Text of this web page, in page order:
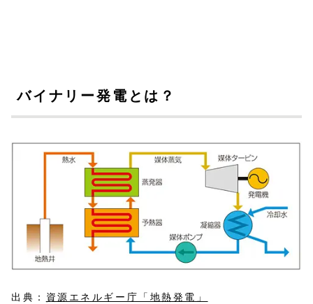
バイナリー発電とは？
出典： 資源エネルギー庁「地熱発電」